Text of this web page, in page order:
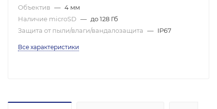
Объектив — 4 мм
Наличие microSD — до 128 Гб
Защита от пыли/влаги/вандалозащита — IP67
Все характеристики